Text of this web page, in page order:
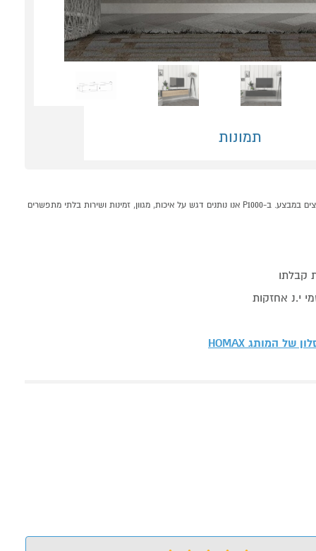
תמונות
מזנון טלוויזיה צף דגם אריסטו DE8110 מבית HOMAX קונים אונליין בקטגוריית מזנונים במחלקת רהיטים לבית בP1000 - אתר קניות ישראלי בטוח, משתלם ונוח המציע מוצרים מומלצים במבצע. ב-P1000 אנו נותנים דגש על איכות, מגוון, זמינות ושירות בלתי מתפשרים
קבלתו
י.נ אחזקות
של המותג HOMAX